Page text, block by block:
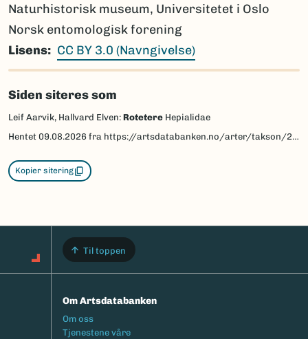
Naturhistorisk museum, Universitetet i Oslo
Norsk entomologisk forening
Lisens
CC BY 3.0 (Navngivelse)
Siden siteres som
Leif Aarvik, Hallvard Elven: Rotetere Hepialidae
Hentet 09.08.2026 fra https://artsdatabanken.no/arter/takson/27781/beskrivelse
Kopier sitering
Til toppen
Om Artsdatabanken
Footermeny
Om oss
Tjenestene våre